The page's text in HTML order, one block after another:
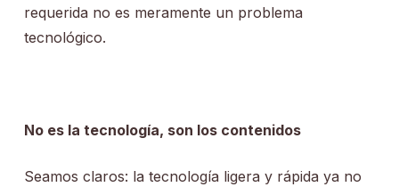
requerida no es meramente un problema
tecnológico.
No es la tecnología, son los contenidos
Seamos claros: la tecnología ligera y rápida ya no